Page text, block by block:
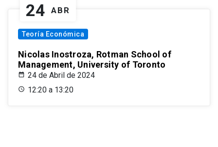
24 ABR
Teoría Económica
Nicolas Inostroza, Rotman School of
Management, University of Toronto
24 de Abril de 2024
12:20 a 13:20